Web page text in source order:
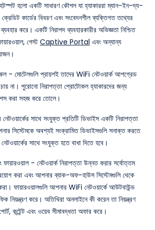
হলো একটি সাধারণ কৌশল যা হ্যাকাররা ম্যান-ইন-দ্য-
কার্ডের বিবরণ এবং সংবেদনশীল ব্যক্তিগত তথ্যের
করে। একটি নিরাপদ ব্যবহারকারীর অভিজ্ঞতা নিশ্চিত
গেস্ট Captive Portal এবং অন্যান্য
- মোটেলগুলি প্রায়শই তাদের WiFi নেটওয়ার্ক আপগ্রেড
না। পুরোনো নিরাপত্তা প্রোটোকল হ্যাকারদের জন্য
করা সহজ করে তোলে।
সাথে সংযুক্ত প্রতিটি ডিভাইস একটি নিরাপত্তা
সিস্টেমকে অবশ্যই সংক্রামিত ডিভাইসগুলি সনাক্ত করতে
সাথে সংযুক্ত হতে বাধা দিতে হবে।
- নেটওয়ার্ক নিরাপত্তা উন্নত করার সর্বোত্তম
করা এবং আপনার ব্যাক-অফ-হাউস সিস্টেমগুলি থেকে
ফায়ারওয়ালগুলি আপনার WiFi নেটওয়ার্কে আউটবাউন্ড
নিয়ন্ত্রণ করে। অতিথিরা অনলাইনে কী করেন তা নিয়ন্ত্রণ
কন্টেন্ট এবং ওয়েব সীমাবদ্ধতা অফার করে।